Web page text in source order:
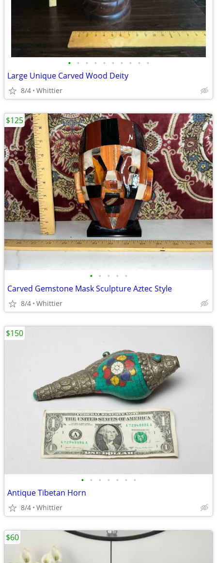
• • • • • • • • • •
Large Unique Carved Wood Deity
8/4 Whittier
• • • • •
Carved Gemstone Mask Sculpture Aztec Style
8/4 Whittier
$125
• • • • • • •
Antique Tibetan Horn
8/4 Whittier
$150
$60